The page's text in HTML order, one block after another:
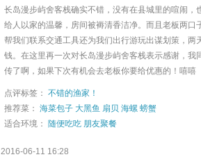
长岛漫步屿舍客栈确实不错，没有在县城里的喧闹，
给人以家的温馨，房间被褥清香洁净。而且老板两
帮我们联系交通工具还为我们出行游玩出谋划策，
钱。在这里再一次对长岛漫步屿舍客栈表示感谢，我
传了啊，如果下次有机会去老板你要给优惠的！嘻嘻
点评标签： 不错的渔家！
推荐菜： 海菜包子 大黑鱼 扇贝 海螺 螃蟹
适合环境： 随便吃吃 朋友聚餐
2016-06-11 16:28